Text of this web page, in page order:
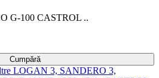
G-100 CASTROL ..
Cumpără